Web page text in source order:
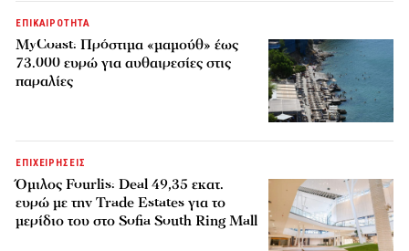
ΕΠΙΚΑΙΡΟΤΗΤΑ
MyCoast: Πρόστιμα «μαμούθ» έως
73.000 ευρώ για αυθαιρεσίες στις
παραλίες
ΕΠΙΧΕΙΡΗΣΕΙΣ
Όμιλος Fourlis: Deal 49,35 εκατ.
ευρώ με την Trade Estates για το
μερίδιο του στο Sofia South Ring Mall